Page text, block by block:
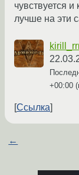
чувствуется
лучше на эти
+00:00
Ссылка
←